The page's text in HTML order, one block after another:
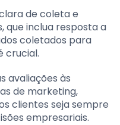
de coleta e
que inclua resposta a
coletados para
crucial.
avaliações às
de marketing,
clientes seja sempre
empresariais.